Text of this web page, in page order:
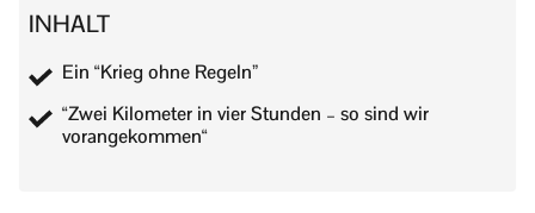
INHALT
Ein “Krieg ohne Regeln”
“Zwei Kilometer in vier Stunden – so sind wir
vorangekommen“